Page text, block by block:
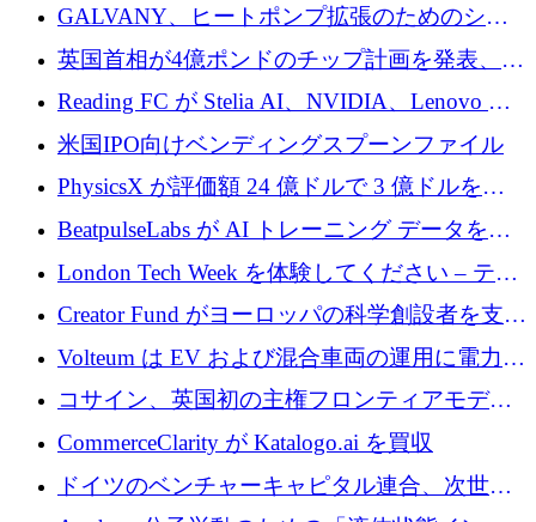
GALVANY、ヒートポンプ拡張のためのシー
ドラウンドで1,000万ユーロを確保
英国首相が4億ポンドのチップ計画を発表、英
国の新興企業は「ここで拡大」し「ここに留
まる」
Reading FC が Stelia AI、NVIDIA、Lenovo と
協力して AI Center of Excellence を立ち上げ
米国IPO向けベンディングスプーンファイル
PhysicsX が評価額 24 億ドルで 3 億ドルを調
達
BeatpulseLabs が AI トレーニング データを拡
張するために 180 万ドルのプレシードを調達
London Tech Week を体験してください – テク
ノロジーがヨーロッパのイノベーションの未
来を形作る場所
Creator Fund がヨーロッパの科学創設者を支援
するために 5,600 万ドルを調達
Volteum は EV および混合車両の運用に電力を
供給するために 250 万ユーロを寄付
コサイン、英国初の主権フロンティアモデル
で業界の支援を確保
CommerceClarity が Katalogo.ai を買収
ドイツのベンチャーキャピタル連合、次世代
スタートアップの成長に向けて機関投資家へ